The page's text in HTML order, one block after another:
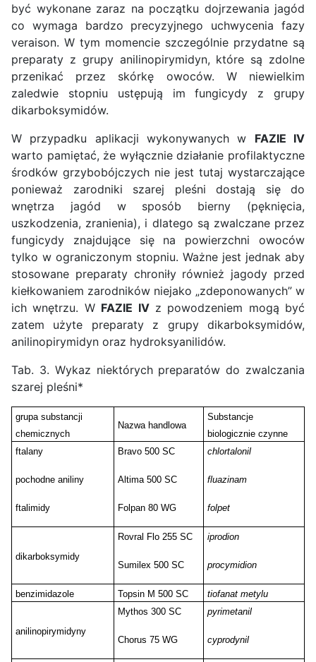
być wykonane zaraz na początku dojrzewania jagód
co wymaga bardzo precyzyjnego uchwycenia fazy
veraison. W tym momencie szczególnie przydatne są
preparaty z grupy anilinopirymidyn, które są zdolne
przenikać przez skórkę owoców. W niewielkim
zaledwie stopniu ustępują im fungicydy z grupy
dikarboksymidów.
W przypadku aplikacji wykonywanych w FAZIE IV
warto pamiętać, że wyłącznie działanie profilaktyczne
środków grzybobójczych nie jest tutaj wystarczające
ponieważ zarodniki szarej pleśni dostają się do
wnętrza jagód w sposób bierny (pęknięcia,
uszkodzenia, zranienia), i dlatego są zwalczane przez
fungicydy znajdujące się na powierzchni owoców
tylko w ograniczonym stopniu. Ważne jest jednak aby
stosowane preparaty chroniły również jagody przed
kiełkowaniem zarodników niejako „zdeponowanych” w
ich wnętrzu. W FAZIE IVz powodzeniem mogą być
zatem użyte preparaty z grupy dikarboksymidów,
anilinopirymidyn oraz hydroksyanilidów.
Tab. 3. Wykaz niektórych preparatów do zwalczania
szarej pleśni*
grupa substancji
chemicznych
Nazwa handlowa
Substancje
biologicznie czynne
ftalany
pochodne aniliny
ftalimidy
Bravo 500 SC
Altima 500 SC
Folpan 80 WG
chlortalonil
fluazinam
folpet
dikarboksymidy
Rovral Flo 255 SC
Sumilex 500 SC
iprodion
procymidion
benzimidazole Topsin M 500 SC tiofanat metylu
anilinopirymidyny
Mythos 300 SC
Chorus 75 WG
pyrimetanil
cyprodynil